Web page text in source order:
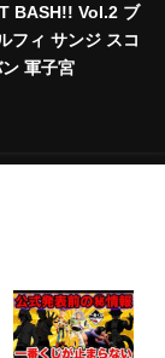
BASH!! Vol.2 ブ
フィ サンジ スコ
軍子宮